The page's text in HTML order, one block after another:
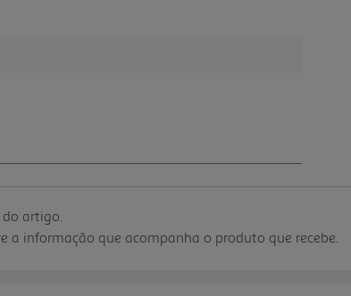
artigo.
a informação que acompanha o produto que recebe.